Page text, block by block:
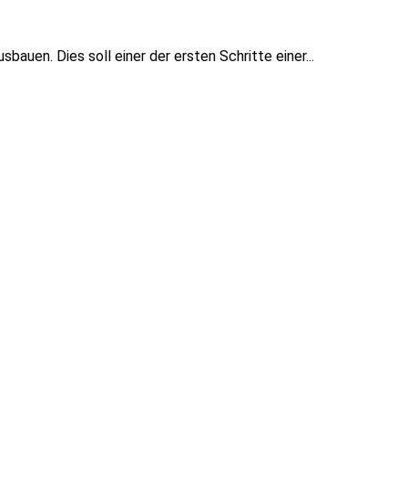
Dies soll einer der ersten Schritte einer...